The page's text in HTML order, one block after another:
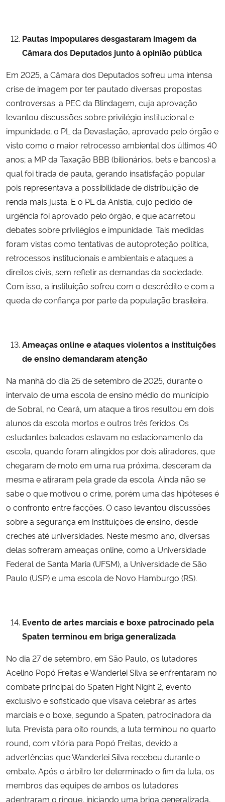
Pautas impopulares desgastaram imagem da
Câmara dos Deputados junto à opinião pública
Em 2025, a Câmara dos Deputados sofreu uma intensa
crise de imagem por ter pautado diversas propostas
controversas: a PEC da Blindagem, cuja aprovação
levantou discussões sobre privilégio institucional e
impunidade; o PL da Devastação, aprovado pelo órgão e
visto como o maior retrocesso ambiental dos últimos 40
anos; a MP da Taxação BBB (bilionários, bets e bancos) a
qual foi tirada de pauta, gerando insatisfação popular
pois representava a possibilidade de distribuição de
renda mais justa. E o PL da Anistia, cujo pedido de
urgência foi aprovado pelo órgão, e que acarretou
debates sobre privilégios e impunidade. Tais medidas
foram vistas como tentativas de autoproteção política,
retrocessos institucionais e ambientais e ataques a
direitos civis, sem refletir as demandas da sociedade.
Com isso, a instituição sofreu com o descrédito e com a
queda de confiança por parte da população brasileira.
Ameaças online e ataques violentos a instituições
de ensino demandaram atenção
Na manhã do dia 25 de setembro de 2025, durante o
intervalo de uma escola de ensino médio do município
de Sobral, no Ceará, um ataque a tiros resultou em dois
alunos da escola mortos e outros três feridos. Os
estudantes baleados estavam no estacionamento da
escola, quando foram atingidos por dois atiradores, que
chegaram de moto em uma rua próxima, desceram da
mesma e atiraram pela grade da escola. Ainda não se
sabe o que motivou o crime, porém uma das hipóteses é
o confronto entre facções. O caso levantou discussões
sobre a segurança em instituições de ensino, desde
creches até universidades. Neste mesmo ano, diversas
delas sofreram ameaças online, como a Universidade
Federal de Santa Maria (UFSM), a Universidade de São
Paulo (USP) e uma escola de Novo Hamburgo (RS).
Evento de artes marciais e boxe patrocinado pela
Spaten terminou em briga generalizada
No dia 27 de setembro, em São Paulo, os lutadores
Acelino Popó Freitas e Wanderlei Silva se enfrentaram no
combate principal do Spaten Fight Night 2, evento
exclusivo e sofisticado que visava celebrar as artes
marciais e o boxe, segundo a Spaten, patrocinadora da
luta. Prevista para oito rounds, a luta terminou no quarto
round, com vitória para Popó Freitas, devido a
advertências que Wanderlei Silva recebeu durante o
embate. Após o árbitro ter determinado o fim da luta, os
membros das equipes de ambos os lutadores
adentraram o ringue, iniciando uma briga generalizada,